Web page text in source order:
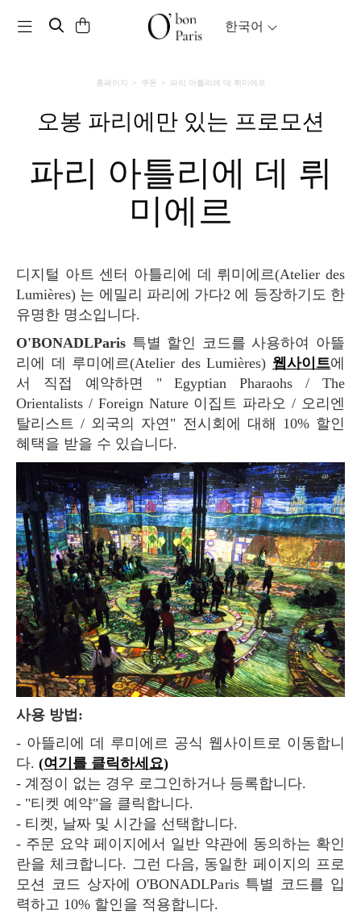
Toggle navigation 한국어
홈페이지 쿠폰 파리 아틀리에 데 뤼미에르
오봉 파리에만 있는 프로모션
파리 아틀리에 데 뤼
미에르
디지털 아트 센터 아틀리에 데 뤼미에르(Atelier des
Lumières) 는 에밀리 파리에 가다2 에 등장하기도 한
유명한 명소입니다.
O'BONADLParis 특별 할인 코드를 사용하여 아뜰
리에 데 루미에르(Atelier des Lumières) 웹사이트에
서 직접 예약하면 " Egyptian Pharaohs / The
Orientalists / Foreign Nature 이집트 파라오 / 오리엔
탈리스트 / 외국의 자연" 전시회에 대해 10% 할인
혜택을 받을 수 있습니다.
사용 방법:
- 아뜰리에 데 루미에르 공식 웹사이트로 이동합니
다. (여기를 클릭하세요)
- 계정이 없는 경우 로그인하거나 등록합니다.
- "티켓 예약"을 클릭합니다.
- 티켓, 날짜 및 시간을 선택합니다.
- 주문 요약 페이지에서 일반 약관에 동의하는 확인
란을 체크합니다. 그런 다음, 동일한 페이지의 프로
모션 코드 상자에 O'BONADLParis 특별 코드를 입
력하고 10% 할인을 적용합니다.